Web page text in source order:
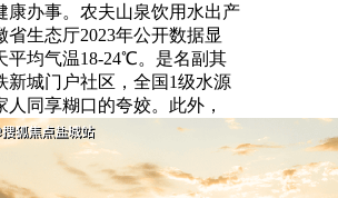
康办事。农夫山泉饮用水出产
省生态厅2023年公开数据显
平均气温18-24℃。是名副其
新城门户社区，全国1级水源
人同享糊口的夸姣。此外，